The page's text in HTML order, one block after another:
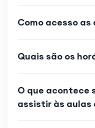
Como acesso as
Quais são os
O que acontece
assistir às aulas